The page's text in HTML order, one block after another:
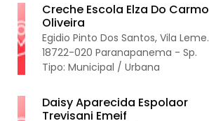
Creche Escola Elza Do Carmo
Oliveira
Egidio Pinto Dos Santos, Vila Leme.
18722-020 Paranapanema - Sp.
Tipo: Municipal / Urbana
Daisy Aparecida Espolaor
Trevisani Emeif